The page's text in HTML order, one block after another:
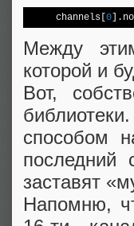
     channels[
0
Между
которой и
Вот,
способом
последний
заставят
Напомню,